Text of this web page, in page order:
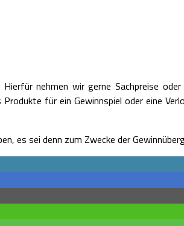
nehmen wir gerne Sachpreise
für ein Gewinnspiel oder eine
es sei denn zum Zwecke der